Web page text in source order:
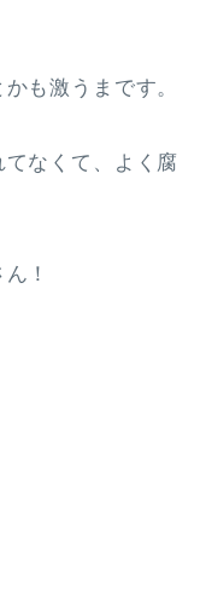
も激うまです。
なくて、よく腐
！